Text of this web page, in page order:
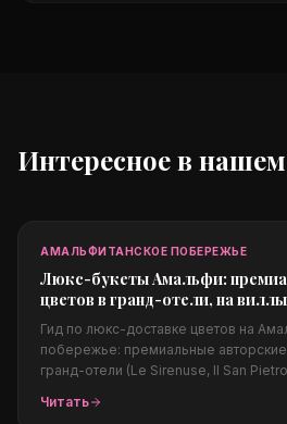
Интересное в
АМАЛЬФИТАНСКОЕ ПОБЕРЕЖЬЕ
Люкс-букеты Амальфи:
цветов в гранд-отели, на
побережья
Гид по люкс-доставке цветов на
побережье: премиальные авторские
гранд-отели (Le Sirenuse, Il San
композиции, как заказать из-за
Читать